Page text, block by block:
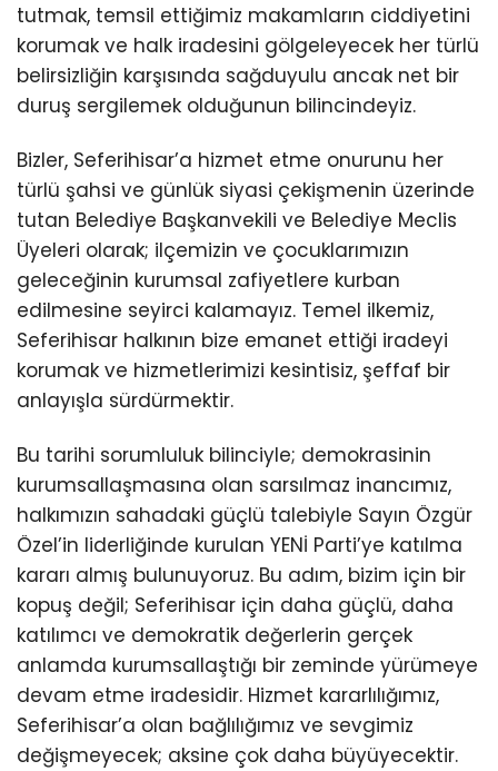
tutmak, temsil ettiğimiz makamların ciddiyetini
korumak ve halk iradesini gölgeleyecek her türlü
belirsizliğin karşısında sağduyulu ancak net bir
duruş sergilemek olduğunun bilincindeyiz.
Bizler, Seferihisar’a hizmet etme onurunu her
türlü şahsi ve günlük siyasi çekişmenin üzerinde
tutan Belediye Başkanvekili ve Belediye Meclis
Üyeleri olarak; ilçemizin ve çocuklarımızın
geleceğinin kurumsal zafiyetlere kurban
edilmesine seyirci kalamayız. Temel ilkemiz,
Seferihisar halkının bize emanet ettiği iradeyi
korumak ve hizmetlerimizi kesintisiz, şeffaf bir
anlayışla sürdürmektir.
Bu tarihi sorumluluk bilinciyle; demokrasinin
kurumsallaşmasına olan sarsılmaz inancımız,
halkımızın sahadaki güçlü talebiyle Sayın Özgür
Özel’in liderliğinde kurulan YENİ Parti’ye katılma
kararı almış bulunuyoruz. Bu adım, bizim için bir
kopuş değil; Seferihisar için daha güçlü, daha
katılımcı ve demokratik değerlerin gerçek
anlamda kurumsallaştığı bir zeminde yürümeye
devam etme iradesidir. Hizmet kararlılığımız,
Seferihisar’a olan bağlılığımız ve sevgimiz
değişmeyecek; aksine çok daha büyüyecektir.